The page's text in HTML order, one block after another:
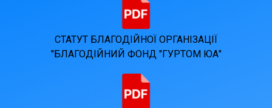
СТАТУТ БЛАГОДІЙНОЇ ОРГАНІЗАЦІЇ
"БЛАГОДІЙНИЙ ФОНД "ГУРТОМ ЮА"